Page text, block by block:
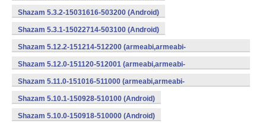
Shazam 5.3.2-15031616-503200 (Android)
Shazam 5.3.1-15022714-503100 (Android)
Shazam 5.12.2-151214-512200 (armeabi,armeabi-
v7a,mips,x86) (Android)
Shazam 5.12.0-151120-512001 (armeabi,armeabi-
v7a,mips,x86) (Android)
Shazam 5.11.0-151016-511000 (armeabi,armeabi-
v7a,mips,x86) (Android)
Shazam 5.10.1-150928-510100 (Android)
Shazam 5.10.0-150918-510000 (Android)